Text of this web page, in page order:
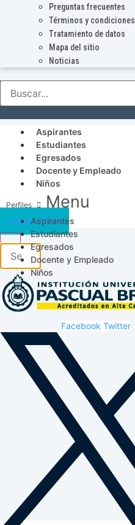
Preguntas frecuentes
Términos y condiciones
Tratamiento de datos
Mapa del sitio
Noticias
Aspirantes
Estudiantes
Egresados
Docente y Empleado
Niños
Menu
Aspirantes
Estudiantes
Egresados
Docente y Empleado
Niños
Acceso SICAU
Facebook Twitter